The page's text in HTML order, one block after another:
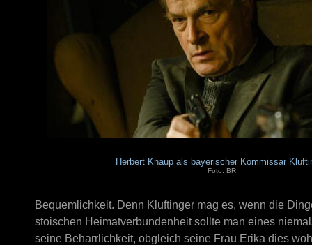
Herbert Knaup als bayerischer Kommissar
Foto: BR
Bequemlichkeit. Denn Kluftinger mag es, wenn die
stoischen Heimatverbundenheit sollte man eines
seine Beharrlichkeit, obgleich seine Frau Erika dies